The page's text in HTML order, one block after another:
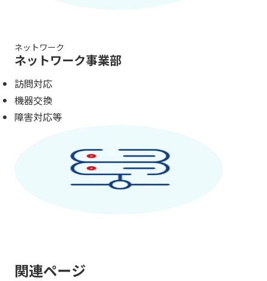
ネットワーク
ネットワーク事業部
訪問対応
機器交換
障害対応等
関連ページ